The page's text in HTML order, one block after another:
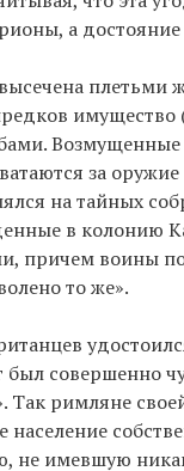
а
плетьми
за
на тайных
в колонию
причем воины
то же».
был совершенно
Так римляне
население
не имевшую